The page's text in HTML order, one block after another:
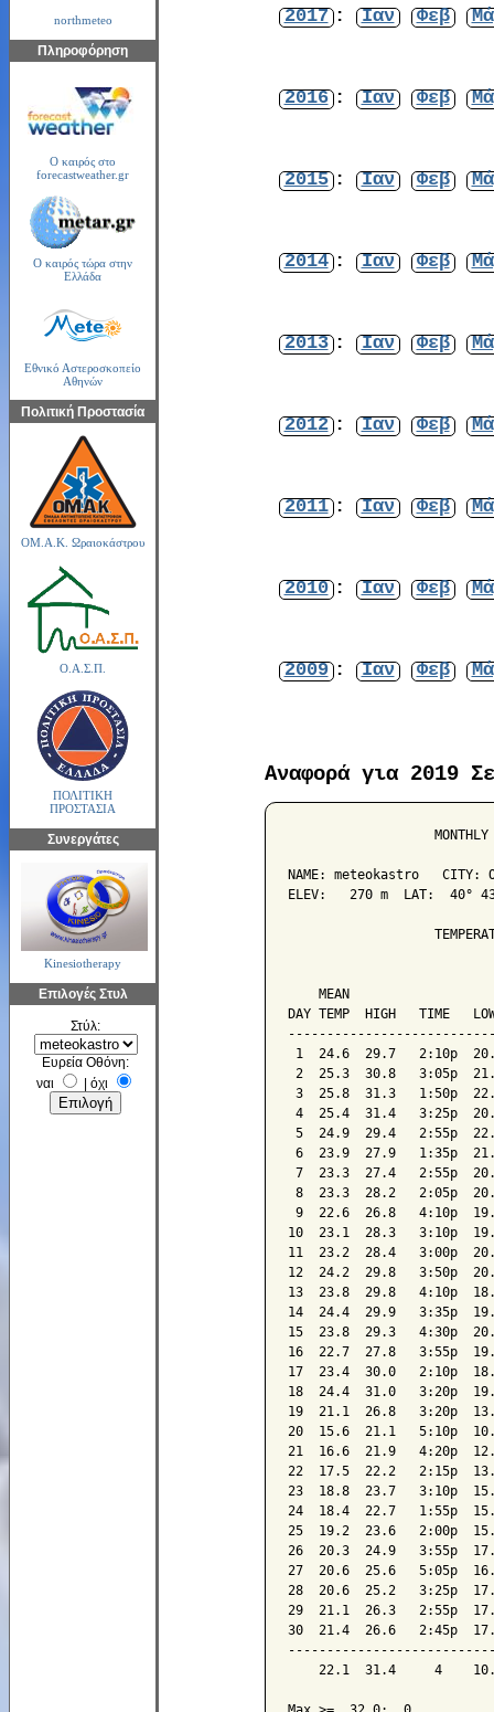
northmeteo
Πληροφόρηση
Ο καιρός στο
forecastweather.gr
Ο καιρός τώρα στην
Ελλάδα
Εθνικό Αστεροσκοπείο
Αθηνών
Πολιτική Προστασία
ΟΜ.Α.Κ. Ωραιοκάστρου
Ο.Α.Σ.Π.
ΠΟΛΙΤΙΚΗ
ΠΡΟΣΤΑΣΙΑ
Συνεργάτες
Kinesiotherapy
Επιλογές Στυλ
Στύλ:
Ευρεία Οθόνη:
ναι
όχι
2017 : Ιαν Φεβ
2016 : Ιαν Φεβ
2015 : Ιαν Φεβ
2014 : Ιαν Φεβ
2013 : Ιαν Φεβ
2012 : Ιαν Φεβ
2011 : Ιαν Φεβ
2010 : Ιαν Φεβ
2009 : Ιαν Φεβ
Αναφορά για 2019
NAME: meteokastro   CITY:
ELEV:   270 m  LAT:  40°
MEAN
DAY TEMP  HIGH   TIME
1  24.6  29.7   2:10p
2  25.3  30.8   3:05p
3  25.8  31.3   1:50p
4  25.4  31.4   3:25p
5  24.9  29.4   2:55p
6  23.9  27.9   1:35p
7  23.3  27.4   2:55p
8  23.3  28.2   2:05p
9  22.6  26.8   4:10p
10  23.1  28.3   3:10p
11  23.2  28.4   3:00p
12  24.2  29.8   3:50p
13  23.8  29.8   4:10p
14  24.4  29.9   3:35p
15  23.8  29.3   4:30p
16  22.7  27.8   3:55p
17  23.4  30.0   2:10p
18  24.4  31.0   3:20p
19  21.1  26.8   3:20p
20  15.6  21.1   5:10p
21  16.6  21.9   4:20p
22  17.5  22.2   2:15p
23  18.8  23.7   3:10p
24  18.4  22.7   1:55p
25  19.2  23.6   2:00p
26  20.3  24.9   3:55p
27  20.6  25.6   5:05p
28  20.6  25.2   3:25p
29  21.1  26.3   2:55p
30  21.4  26.6   2:45p
22.1  31.4     4